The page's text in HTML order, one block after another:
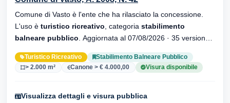
Comune di Vasto è l'ente che ha rilasciato la concessione.
L'uso è turistico ricreativo , categoria stabilimento
balneare pubblico
Turistico Ricreativo
Stabilimento Balneare Pubblico
> 2.000 m²
Canone > € 4.000,00 Visura disponibile
Visualizza dettagli e visura pubblica